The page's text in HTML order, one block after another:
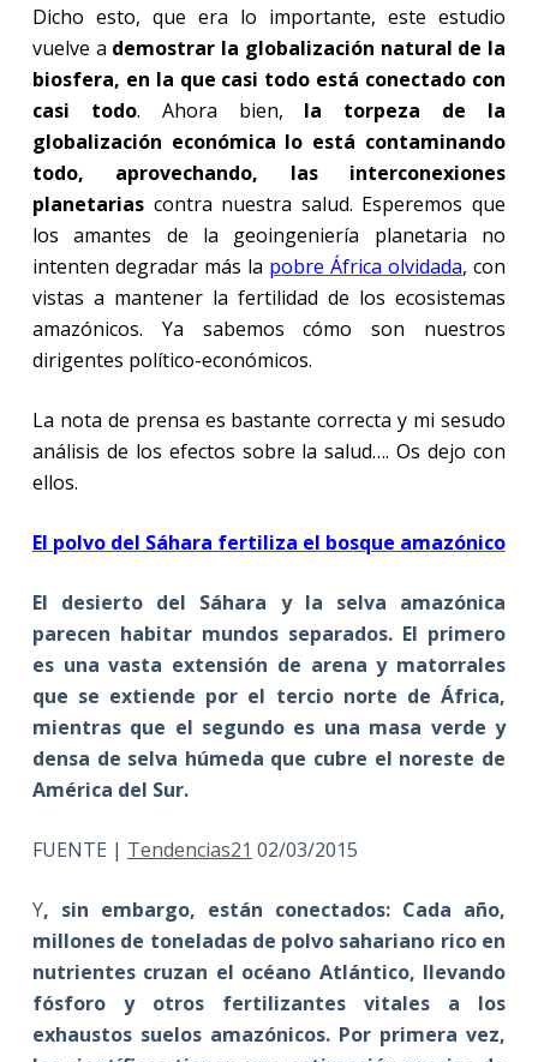
Dicho esto, que era lo importante, este estudio
vuelve a demostrar la globalización natural de la
biosfera, en la que casi todo está conectado con
casi todo. Ahora bien, la torpeza de la
globalización económica lo está contaminando
todo, aprovechando, las interconexiones
planetariascontra nuestra salud. Esperemos que
los amantes de la geoingeniería planetaria no
intenten degradar más la pobre África olvidada, con
vistas a mantener la fertilidad de los ecosistemas
amazónicos. Ya sabemos cómo son nuestros
dirigentes político-económicos.
La nota de prensa es bastante correcta y mi sesudo
análisis de los efectos sobre la salud…. Os dejo con
ellos.
El polvo del Sáhara fertiliza el bosque amazónico
El desierto del Sáhara y la selva amazónica
parecen habitar mundos separados. El primero
es una vasta extensión de arena y matorrales
que se extiende por el tercio norte de África,
mientras que el segundo es una masa verde y
densa de selva húmeda que cubre el noreste de
América del Sur.
FUENTE | Tendencias21 02/03/2015
Y, sin embargo, están conectados: Cada año,
millones de toneladas de polvo sahariano rico en
nutrientes cruzan el océano Atlántico, llevando
fósforo y otros fertilizantes vitales a los
exhaustos suelos amazónicos. Por primera vez,